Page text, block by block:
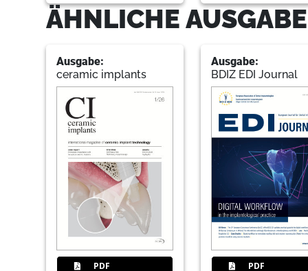
ÄHNLICHE
Ausgabe:
ceramic implants
PDF
Ausgabe:
BDIZ EDI Journal
PDF